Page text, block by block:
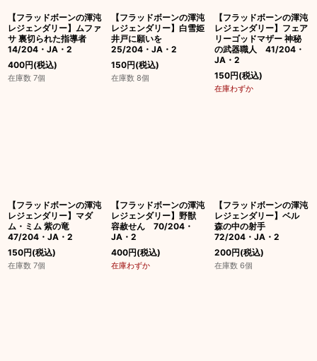
【フラッドボーンの渾沌
レジェンダリー】ムファ
サ 裏切られた指導者
14/204・JA・2
400円(税込)
在庫数 7個
【フラッドボーンの渾沌
レジェンダリー】白雪姫
井戸に願いを
25/204・JA・2
150円(税込)
在庫数 8個
【フラッドボーンの渾沌
レジェンダリー】フェア
リーゴッドマザー 神秘
の武器職人 41/204・
JA・2
150円(税込)
在庫わずか
【フラッドボーンの渾沌
レジェンダリー】マダ
ム・ミム 紫の竜
47/204・JA・2
150円(税込)
在庫数 7個
【フラッドボーンの渾沌
レジェンダリー】野獣
容赦せん 70/204・
JA・2
400円(税込)
在庫わずか
【フラッドボーンの渾沌
レジェンダリー】ベル
森の中の射手
72/204・JA・2
200円(税込)
在庫数 6個